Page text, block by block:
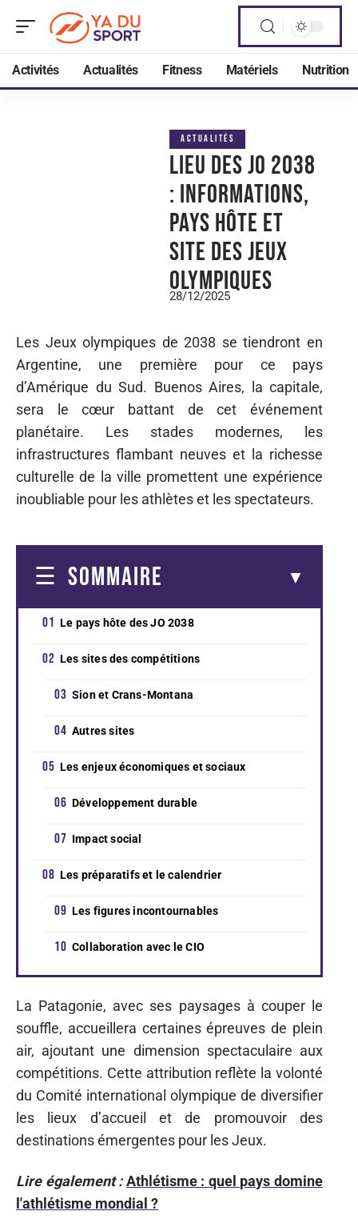
Activités Actualités Fitness Matériels Nutrition
ACTUALITÉS
Lieu des JO 2038
: informations,
pays hôte et
site des Jeux
olympiques
28/12/2025
Les Jeux olympiques de 2038 se tiendront en
Argentine, une première pour ce pays
d’Amérique du Sud. Buenos Aires, la capitale,
sera le cœur battant de cet événement
planétaire. Les stades modernes, les
infrastructures flambant neuves et la richesse
culturelle de la ville promettent une expérience
inoubliable pour les athlètes et les spectateurs.
SOMMAIRE
Le pays hôte des JO 2038
Les sites des compétitions
Sion et Crans-Montana
Autres sites
Les enjeux économiques et sociaux
Développement durable
Impact social
Les préparatifs et le calendrier
Les figures incontournables
Collaboration avec le CIO
La Patagonie, avec ses paysages à couper le
souffle, accueillera certaines épreuves de plein
air, ajoutant une dimension spectaculaire aux
compétitions. Cette attribution reflète la volonté
du Comité international olympique de diversifier
les lieux d’accueil et de promouvoir des
destinations émergentes pour les Jeux.
Lire également : Athlétisme : quel pays domine
l'athlétisme mondial ?